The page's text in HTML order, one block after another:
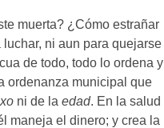
muerta? ¿Cómo estrañar
ni aun para quejarse
de todo, todo lo ordena y
ordenanza municipal que
ni de la edad. En la salud
maneja el dinero; y crea la